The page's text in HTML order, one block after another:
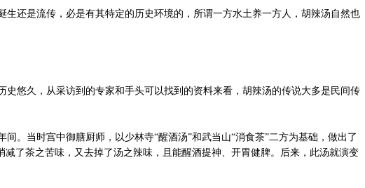
还是流传，必是有其特定的历史环境的，所谓一方水土养一方人，胡辣汤自然也
悠久，从采访到的专家和手头可以找到的资料来看，胡辣汤的传说大多是民间传
。当时宫中御膳厨师，以少林寺“醒酒汤”和武当山“消食茶”二方为基础，做出了
减了茶之苦味，又去掉了汤之辣味，且能醒酒提神、开胃健脾。后来，此汤就演变